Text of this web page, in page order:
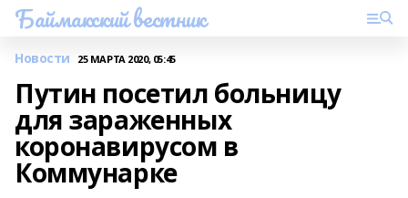
Баймакский вестник
Новости 25 МАРТА 2020, 05:45
Путин посетил больницу
для зараженных
коронавирусом в
Коммунарке